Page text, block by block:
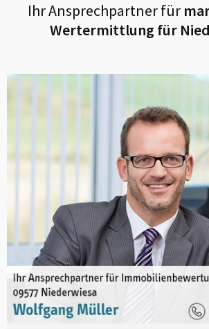
Ihr Ansprechpartner für
Wertermittlung für